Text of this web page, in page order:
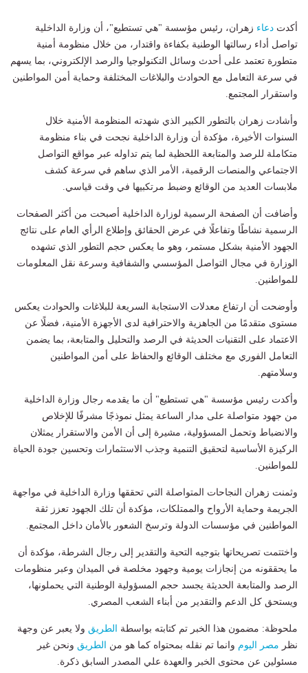
أكدت دعاء زهران، رئيس مؤسسة "هي تستطيع"، أن وزارة الداخلية
تواصل أداء رسالتها الوطنية بكفاءة واقتدار، من خلال منظومة أمنية
متطورة تعتمد على أحدث وسائل التكنولوجيا والرصد الإلكتروني، بما يسهم
في سرعة التعامل مع الحوادث والبلاغات المختلفة وحماية أمن المواطنين
واستقرار المجتمع.
وأشادت زهران بالتطور الكبير الذي شهدته المنظومة الأمنية خلال
السنوات الأخيرة، مؤكدة أن وزارة الداخلية نجحت في بناء منظومة
متكاملة للرصد والمتابعة اللحظية لما يتم تداوله عبر مواقع التواصل
الاجتماعي والمنصات الرقمية، الأمر الذي ساهم في سرعة كشف
ملابسات العديد من الوقائع وضبط مرتكبيها في وقت قياسي.
وأضافت أن الصفحة الرسمية لوزارة الداخلية أصبحت من أكثر الصفحات
الرسمية نشاطًا وتفاعلًا في عرض الحقائق وإطلاع الرأي العام على نتائج
الجهود الأمنية بشكل مستمر، وهو ما يعكس حجم التطور الذي تشهده
الوزارة في مجال التواصل المؤسسي والشفافية وسرعة نقل المعلومات
للمواطنين.
وأوضحت أن ارتفاع معدلات الاستجابة السريعة للبلاغات والحوادث يعكس
مستوى متقدمًا من الجاهزية والاحترافية لدى الأجهزة الأمنية، فضلًا عن
الاعتماد على التقنيات الحديثة في الرصد والتحليل والمتابعة، بما يضمن
التعامل الفوري مع مختلف الوقائع والحفاظ على أمن المواطنين
وسلامتهم.
وأكدت رئيس مؤسسة "هي تستطيع" أن ما يقدمه رجال وزارة الداخلية
من جهود متواصلة على مدار الساعة يمثل نموذجًا مشرفًا للإخلاص
والانضباط وتحمل المسؤولية، مشيرة إلى أن الأمن والاستقرار يمثلان
الركيزة الأساسية لتحقيق التنمية وجذب الاستثمارات وتحسين جودة الحياة
للمواطنين.
وثمنت زهران النجاحات المتواصلة التي تحققها وزارة الداخلية في مواجهة
الجريمة وحماية الأرواح والممتلكات، مؤكدة أن تلك الجهود تعزز ثقة
المواطنين في مؤسسات الدولة وترسخ الشعور بالأمان داخل المجتمع.
واختتمت تصريحاتها بتوجيه التحية والتقدير إلى رجال الشرطة، مؤكدة أن
ما يحققونه من إنجازات يومية وجهود مخلصة في الميدان وعبر منظومات
الرصد والمتابعة الحديثة يجسد حجم المسؤولية الوطنية التي يحملونها،
ويستحق كل الدعم والتقدير من أبناء الشعب المصري.
ملحوظة: مضمون هذا الخبر تم كتابته بواسطة الطريق ولا يعبر عن وجهة
نظر مصر اليوم وانما تم نقله بمحتواه كما هو من الطريق ونحن غير
مسئولين عن محتوى الخبر والعهدة علي المصدر السابق ذكرة.